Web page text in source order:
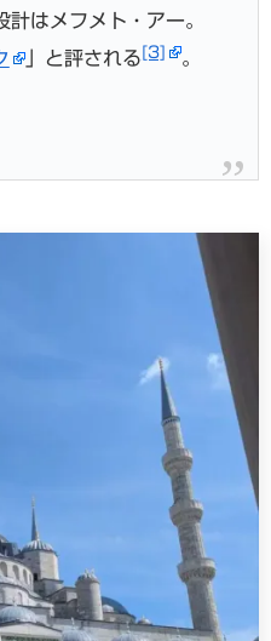
計はメフメト・アー。
」と評される[3] 。